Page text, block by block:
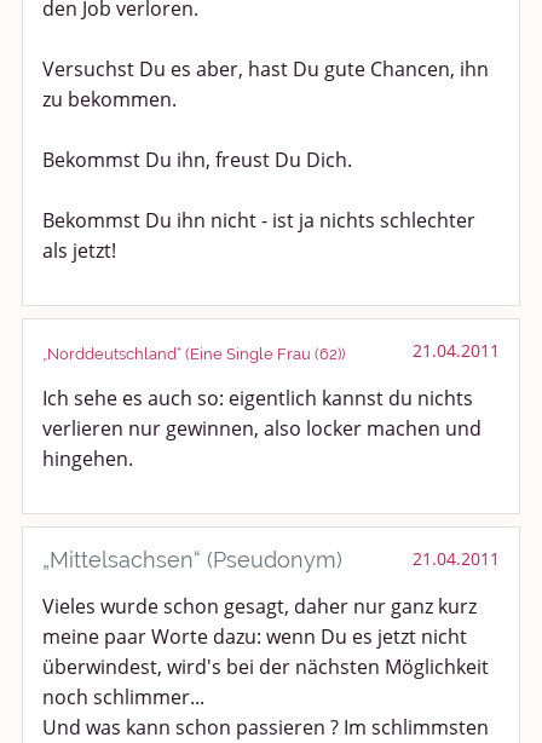
den Job verloren.
Versuchst Du es aber, hast Du gute Chancen, ihn
zu bekommen.
Bekommst Du ihn, freust Du Dich.
Bekommst Du ihn nicht - ist ja nichts schlechter
als jetzt!
„Norddeutschland“ (Eine Single Frau (62)) 21.04.2011
Ich sehe es auch so: eigentlich kannst du nichts
verlieren nur gewinnen, also locker machen und
hingehen.
„Mittelsachsen“ (Pseudonym) 21.04.2011
Vieles wurde schon gesagt, daher nur ganz kurz
meine paar Worte dazu: wenn Du es jetzt nicht
überwindest, wird's bei der nächsten Möglichkeit
noch schlimmer...
Und was kann schon passieren ? Im schlimmsten